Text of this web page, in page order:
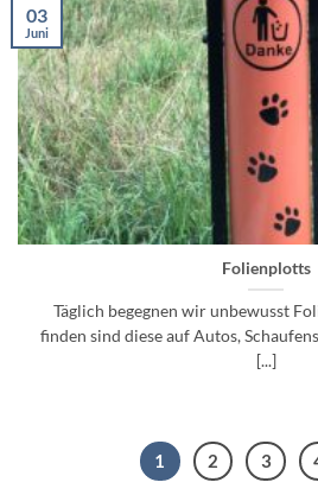
Folienplotts
Täglich begegnen wir unbewusst
finden sind diese auf Autos,
[...]
03
Juni
1 2 3